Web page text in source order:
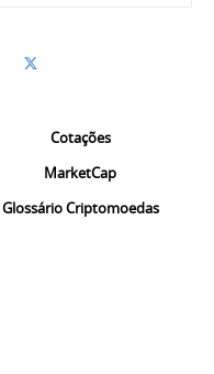
Cotações
MarketCap
Glossário Criptomoedas